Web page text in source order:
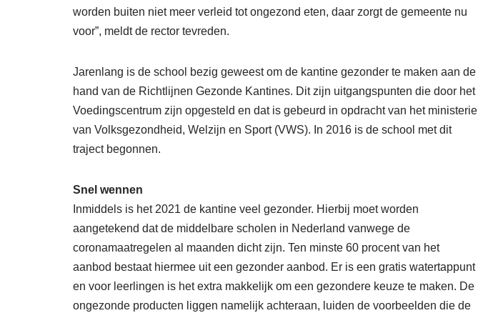
worden buiten niet meer verleid tot ongezond eten, daar zorgt de gemeente nu
voor”, meldt de rector tevreden.
Jarenlang is de school bezig geweest om de kantine gezonder te maken aan de
hand van de Richtlijnen Gezonde Kantines. Dit zijn uitgangspunten die door het
Voedingscentrum zijn opgesteld en dat is gebeurd in opdracht van het ministerie
van Volksgezondheid, Welzijn en Sport (VWS). In 2016 is de school met dit
traject begonnen.
Snel wennen
Inmiddels is het 2021 de kantine veel gezonder. Hierbij moet worden
aangetekend dat de middelbare scholen in Nederland vanwege de
coronamaatregelen al maanden dicht zijn. Ten minste 60 procent van het
aanbod bestaat hiermee uit een gezonder aanbod. Er is een gratis watertappunt
en voor leerlingen is het extra makkelijk om een gezondere keuze te maken. De
ongezonde producten liggen namelijk achteraan, luiden de voorbeelden die de